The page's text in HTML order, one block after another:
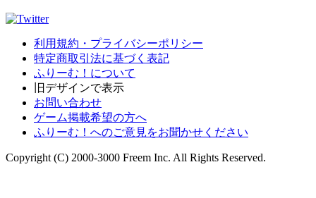
利用規約・プライバシーポリシー
特定商取引法に基づく表記
ふりーむ！について
旧デザインで表示
お問い合わせ
ゲーム掲載希望の方へ
ふりーむ！へのご意見をお聞かせください
Copyright (C) 2000-3000 Freem Inc. All Rights Reserved.